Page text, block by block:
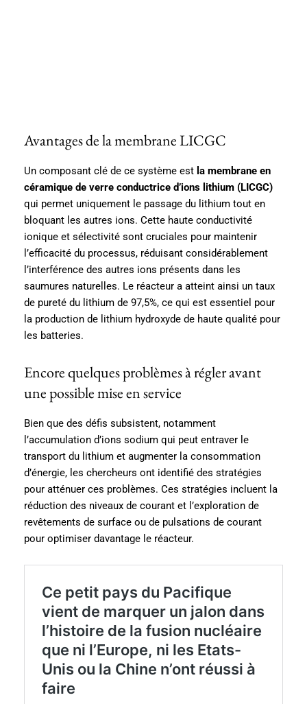
Avantages de la membrane LICGC
Un composant clé de ce système est la membrane en
céramique de verre conductrice d’ions lithium (LICGC)
qui permet uniquement le passage du lithium tout en
bloquant les autres ions. Cette haute conductivité
ionique et sélectivité sont cruciales pour maintenir
l’efficacité du processus, réduisant considérablement
l’interférence des autres ions présents dans les
saumures naturelles. Le réacteur a atteint ainsi un taux
de pureté du lithium de 97,5%, ce qui est essentiel pour
la production de lithium hydroxyde de haute qualité pour
les batteries.
Encore quelques problèmes à régler avant
une possible mise en service
Bien que des défis subsistent, notamment
l’accumulation d’ions sodium qui peut entraver le
transport du lithium et augmenter la consommation
d’énergie, les chercheurs ont identifié des stratégies
pour atténuer ces problèmes. Ces stratégies incluent la
réduction des niveaux de courant et l’exploration de
revêtements de surface ou de pulsations de courant
pour optimiser davantage le réacteur.